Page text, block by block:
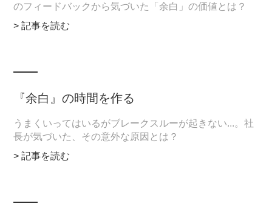
のフィードバックから気づいた「余白」の価値とは？
> 記事を読む
『余白』の時間を作る
うまくいってはいるがブレークスルーが起きない...。社
長が気づいた、その意外な原因とは？
> 記事を読む